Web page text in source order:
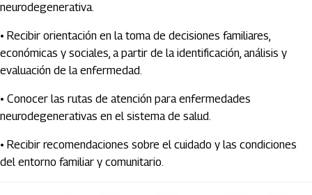
neurodegenerativa.
• Recibir orientación en la toma de decisiones familiares,
económicas y sociales, a partir de la identificación, análisis y
evaluación de la enfermedad.
• Conocer las rutas de atención para enfermedades
neurodegenerativas en el sistema de salud.
• Recibir recomendaciones sobre el cuidado y las condiciones
del entorno familiar y comunitario.